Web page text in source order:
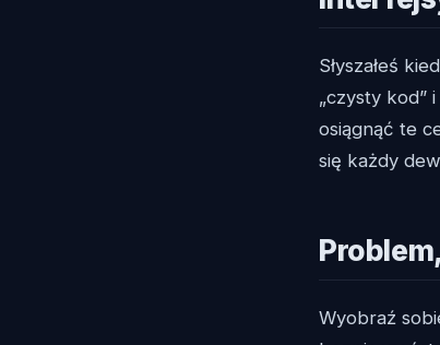
Słyszałeś
„czysty kod”
osiągnąć te
się każdy
Wyobraź